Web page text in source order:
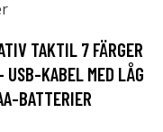
TAKTIL 7 FÄRGER
KABEL MED LÅG
BATTERIER